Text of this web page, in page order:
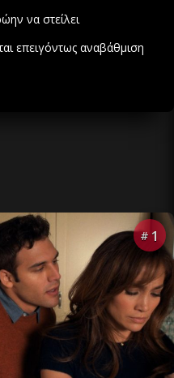
να στείλει
επειγόντως αναβάθμιση
# 1